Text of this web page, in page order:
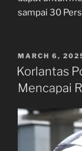
sampai 30
POSTED
ON
MARCH 6,
Korlantas
Mencapai